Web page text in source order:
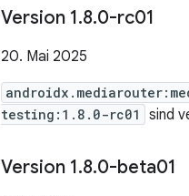
Version 1.8.0-rc01
20. Mai 2025
testing:1.8.0-rc01
sind
Version 1.8.0-beta01